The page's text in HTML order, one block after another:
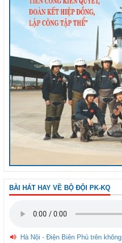
BÀI HÁT HAY VỀ BỘ ĐỘI PK-KQ
Hà Nội - Điện Biên Phủ trên không